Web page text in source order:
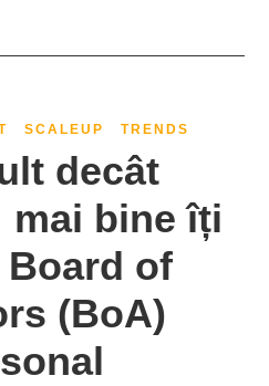
SCALEUP TRENDS
decât
mai bine îți
of
(BoA)